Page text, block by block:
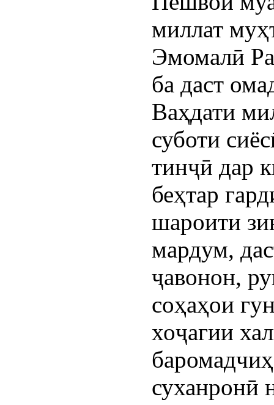
миллат
Эмомалӣ
ба даст
Ваҳдати
суботи
тинҷӣ дар
беҳтар
шароити
мардум,
ҷавонон,
соҳаҳои
хоҷагии
суханронӣ